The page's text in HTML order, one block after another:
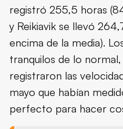
registró 255,5 horas
y Reikiavik se llevó
encima de la media).
tranquilos de lo
registraron las
mayo que habían
perfecto para hacer